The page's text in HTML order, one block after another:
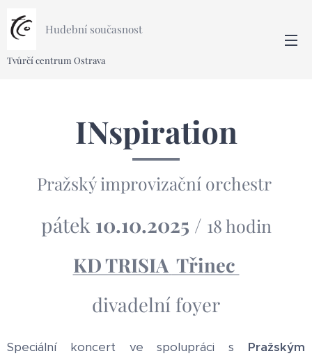
Hudební současnost
Tvůrčí centrum Ostrava
INspiration
Pražský improvizační orchestr
pátek 10.10.2025 / 18 hodin
KD TRISIA Třinec
divadelní foyer
Speciální koncert ve spolupráci s Pražským